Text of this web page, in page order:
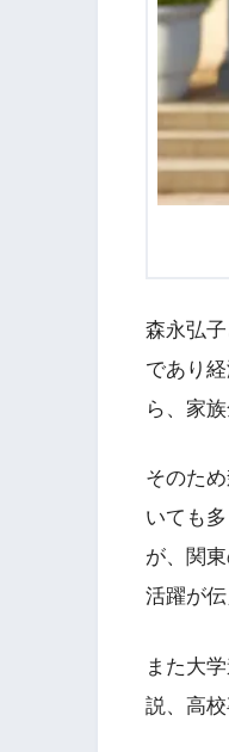
森永弘
であり
ら、家
そのた
いても
が、関
活躍が伝
また大
説、高